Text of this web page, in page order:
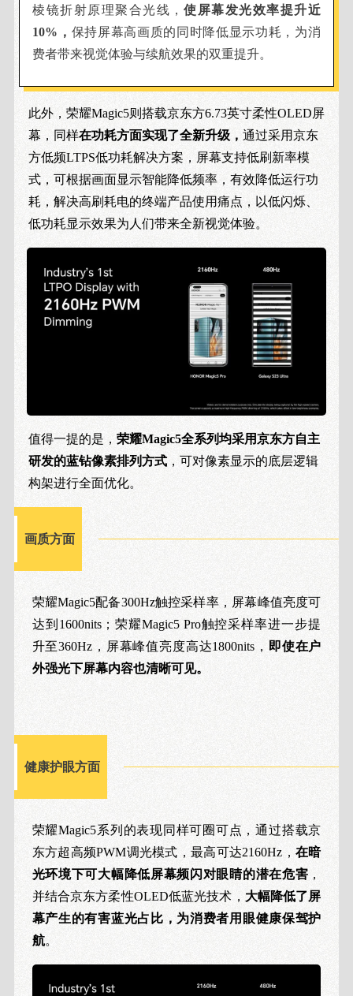
棱镜折射原理聚合光线，使屏幕发光效率提升近
10%， 保持屏幕高画质的同时降低显示功耗，为消
费者带来视觉体验与续航效果的双重提升。
此外，荣耀Magic5则搭载京东方6.73英寸柔性OLED屏
幕，同样在功耗方面实现了全新升级， 通过采用京东
方低频LTPS低功耗解决方案，屏幕支持低刷新率模
式，可根据画面显示智能降低频率，有效降低运行功
耗，解决高刷耗电的终端产品使用痛点，以低闪烁、
低功耗显示效果为人们带来全新视觉体验。
值得一提的是， 荣耀Magic5全系列均采用京东方自主
研发的蓝钻像素排列方式，可对像素显示的底层逻辑
构架进行全面优化。
画质方面
荣耀Magic5配备300Hz触控采样率，屏幕峰值亮度可
达到1600nits；荣耀Magic5 Pro触控采样率进一步提
升至360Hz，屏幕峰值亮度高达1800nits， 即使在户
外强光下屏幕内容也清晰可见。
健康护眼方面
荣耀Magic5系列的表现同样可圈可点，通过搭载京
东方超高频PWM调光模式，最高可达2160Hz，在暗
光环境下可大幅降低屏幕频闪对眼睛的潜在危害 ，
并结合京东方柔性OLED低蓝光技术， 大幅降低了屏
幕产生的有害蓝光占比，为消费者用眼健康保驾护
航。